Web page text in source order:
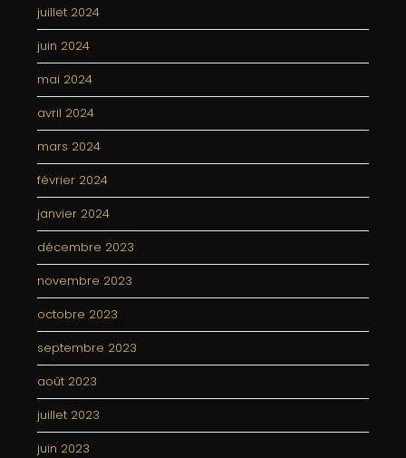
juillet 2024
juin 2024
mai 2024
avril 2024
mars 2024
février 2024
janvier 2024
décembre 2023
novembre 2023
octobre 2023
septembre 2023
août 2023
juillet 2023
juin 2023